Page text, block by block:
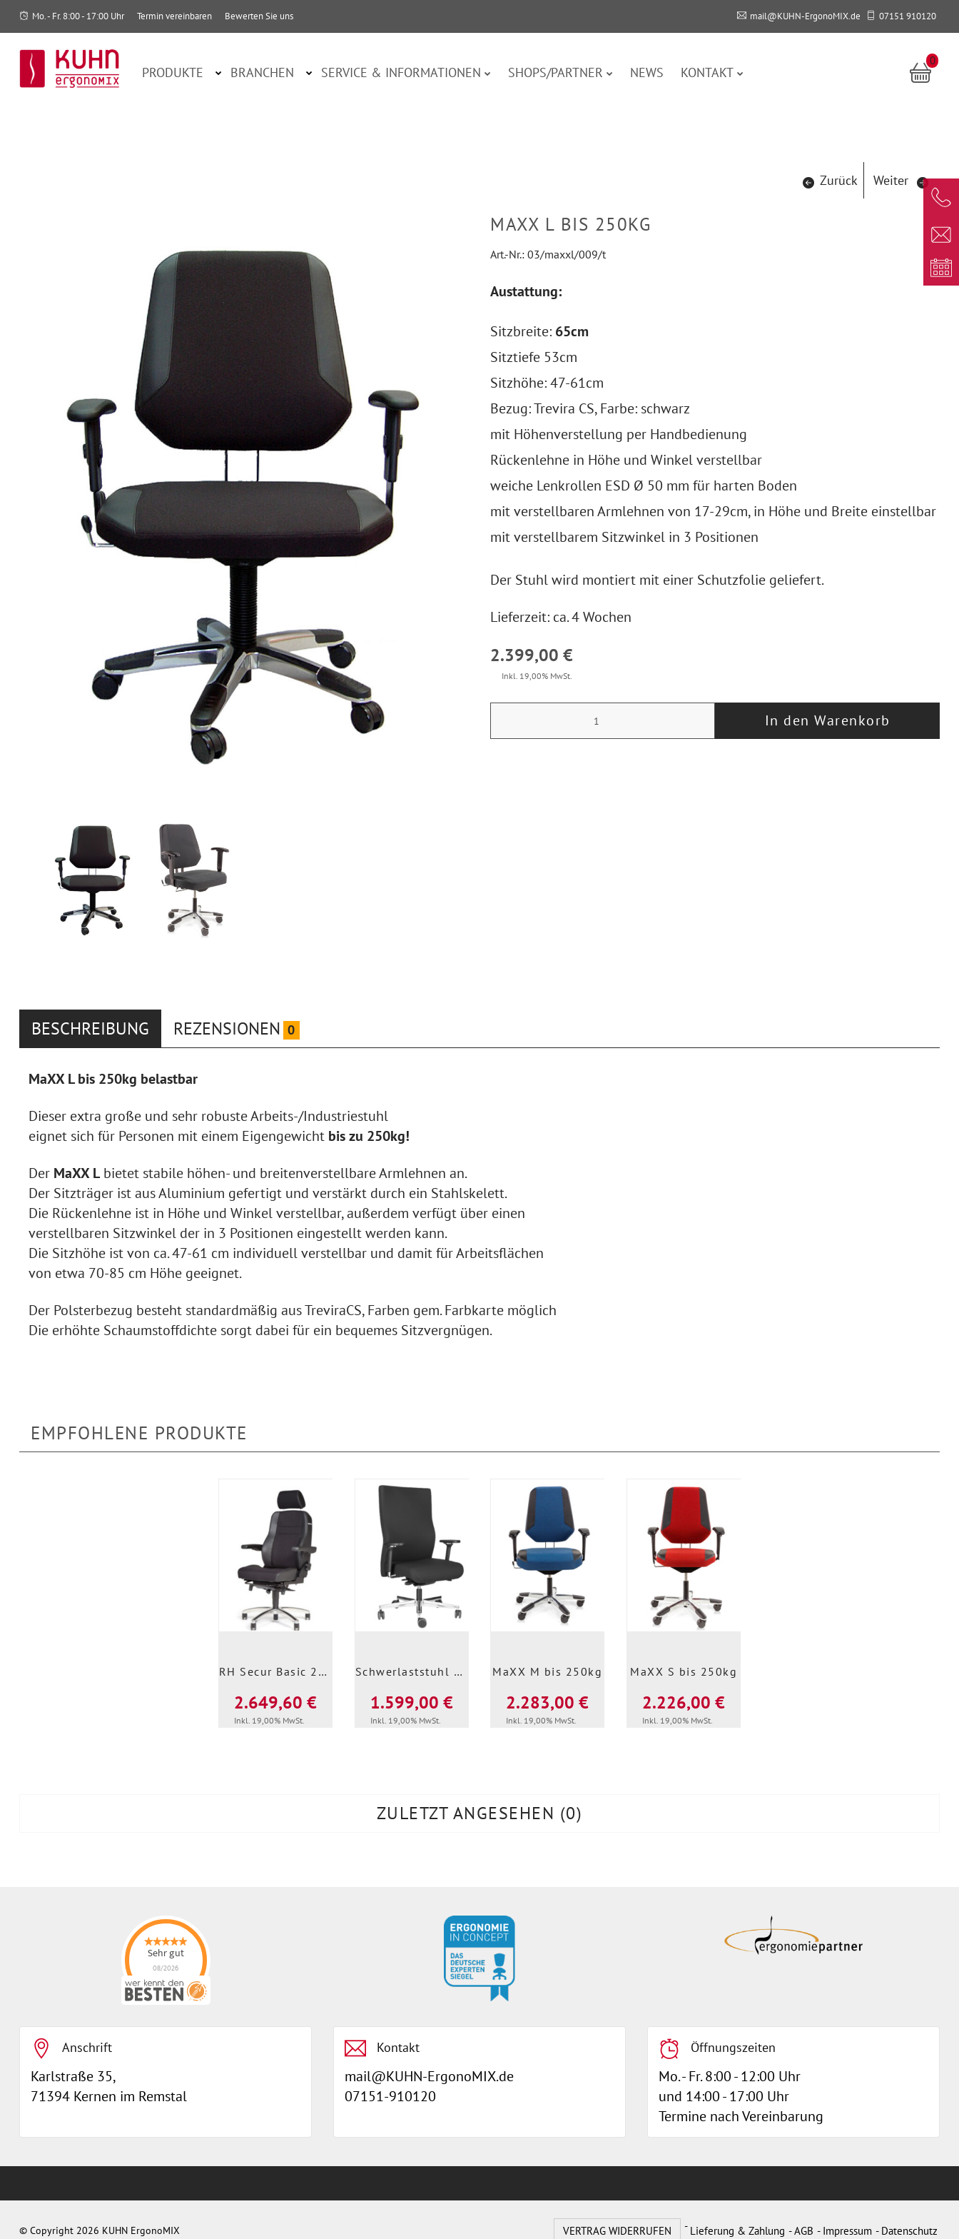
Mo. - Fr. 8:00 - 17:00 Uhr Termin vereinbaren Bewerten Sie uns mail@KUHN-ErgonoMIX.de 07151 910120
PRODUKTE BRANCHEN SERVICE & INFORMATIONEN SHOPS/PARTNER NEWS KONTAKT
0
Zurück Weiter
MAXX L BIS 250KG
Art.-Nr.: 03/maxxl/009/t
Austattung:
Sitzbreite: 65cm
Sitztiefe 53cm
Sitzhöhe: 47-61cm
Bezug: Trevira CS, Farbe: schwarz
mit Höhenverstellung per Handbedienung
Rückenlehne in Höhe und Winkel verstellbar
weiche Lenkrollen ESD Ø 50 mm für harten Boden
mit verstellbaren Armlehnen von 17-29cm, in Höhe und Breite einstellbar
mit verstellbarem Sitzwinkel in 3 Positionen
Der Stuhl wird montiert mit einer Schutzfolie geliefert.
Lieferzeit: ca. 4 Wochen
2.399,00 €
Inkl. 19,00% MwSt.
In den Warenkorb
BESCHREIBUNG REZENSIONEN 0
MaXX L bis 250kg belastbar
Dieser extra große und sehr robuste Arbeits-/Industriestuhl
eignet sich für Personen mit einem Eigengewicht bis zu 250kg!
Der MaXX Lbietet stabile höhen- und breitenverstellbare Armlehnen an.
Der Sitzträger ist aus Aluminium gefertigt und verstärkt durch ein Stahlskelett.
Die Rückenlehne ist in Höhe und Winkel verstellbar, außerdem verfügt über einen
verstellbaren Sitzwinkel der in 3 Positionen eingestellt werden kann.
Die Sitzhöhe ist von ca. 47-61 cm individuellverstellbar und damit für Arbeitsflächen
von etwa 70-85 cm Höhe geeignet.
Der Polsterbezug besteht standardmäßig aus TreviraCS, Farben gem. Farbkarte möglich
Die erhöhte Schaumstoffdichte sorgt dabei für ein bequemes Sitzvergnügen.
EMPFOHLENE PRODUKTE
RH Secur Basic 24/7
2.649,60 €
Inkl. 19,00% MwSt.
Schwerlaststuhl bis 200kg
1.599,00 €
Inkl. 19,00% MwSt.
MaXX M bis 250kg
2.283,00 €
Inkl. 19,00% MwSt.
MaXX S bis 250kg
2.226,00 €
Inkl. 19,00% MwSt.
ZULETZT ANGESEHEN 0
Sehr gut
08/2026
ErgonoMIX GmbHhat
4.96 von5Sternen |
auf
Anschrift
Karlstraße 35,
71394 Kernen im Remstal
Kontakt
mail@KUHN-ErgonoMIX.de
07151-910120
Öffnungszeiten
Mo. - Fr. 8:00 - 12:00 Uhr
und 14:00 - 17:00 Uhr
Termine nach Vereinbarung
© Copyright 2026 KUHN ErgonoMIX VERTRAG WIDERRUFEN Lieferung & Zahlung AGB Impressum Datenschutz